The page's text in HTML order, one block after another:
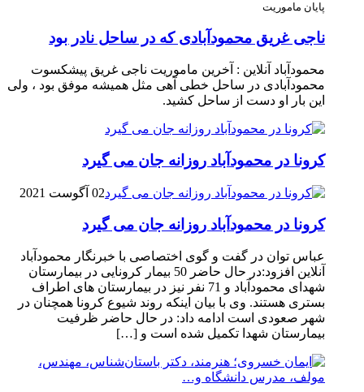
پایان ماموریت
ناجی غریق محمودآبادی که در ساحل نادر بود
محمودآباد آنلاین : آخرین ماموریت ناجی غریق پیشکسوت
محمودآبادی در ساحل خطی آهی مثل همیشه موفق بود ، ولی
این بار او دست از ساحل کشید.
کرونا در محمودآباد روزانه جان می گیرد
02 آگوست 2021
کرونا در محمودآباد روزانه جان می گیرد
عباس توان در گفت و گوی اختصاصی با خبرنگار محمودآباد
آنلاین افزود:در حال حاضر 50 بیمار کرونایی در بیمارستان
شهدای محمودآباد و 71 نفر نیز در بیمارستان های اطراف
بستری هستند. وی با بیان اینکه روند شیوع کرونا همچنان در
شهر صعودی است ادامه داد: در حال حاضر ظرفیت
بیمارستان شهدا تکمیل شده است و […]